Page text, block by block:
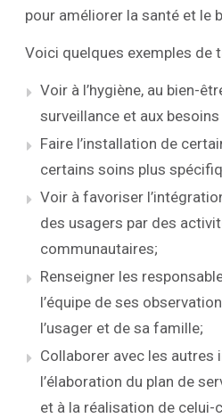
pour améliorer la santé et le
Voici quelques exemples de
Voir à l’hygiène, au bien-
surveillance et aux
Faire l’installation de
certains soins plus
Voir à favoriser
des usagers par des
communautaires;
Renseigner les
l’équipe de ses
l’usager et de sa famille;
Collaborer avec les autres
l’élaboration du plan de
et à la réalisation de celui-